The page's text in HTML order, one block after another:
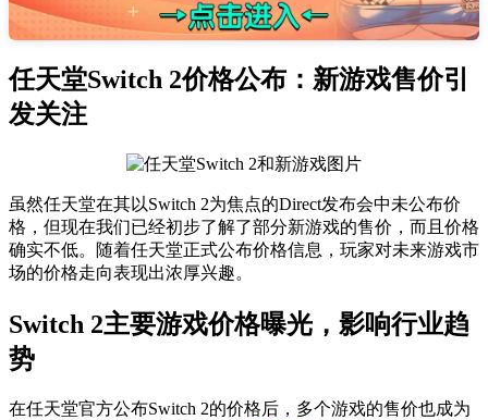
任天堂Switch 2价格公布：新游戏售价引
发关注
虽然任天堂在其以Switch 2为焦点的Direct发布会中未公布价
格，但现在我们已经初步了解了部分新游戏的售价，而且价格
确实不低。随着任天堂正式公布价格信息，玩家对未来游戏市
场的价格走向表现出浓厚兴趣。
Switch 2主要游戏价格曝光，影响行业趋
势
在任天堂官方公布Switch 2的价格后，多个游戏的售价也成为